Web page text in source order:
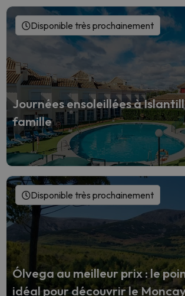
Disponible très prochainement
Journées ensoleillées à
famille
Disponible très prochainement
Ólvega au meilleur prix : le
idéal pour découvrir le